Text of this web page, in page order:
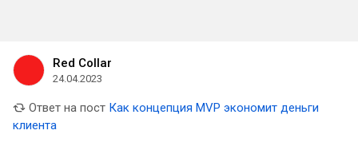
Red Collar
24.04.2023
Ответ на пост Как концепция MVP экономит деньги
клиента